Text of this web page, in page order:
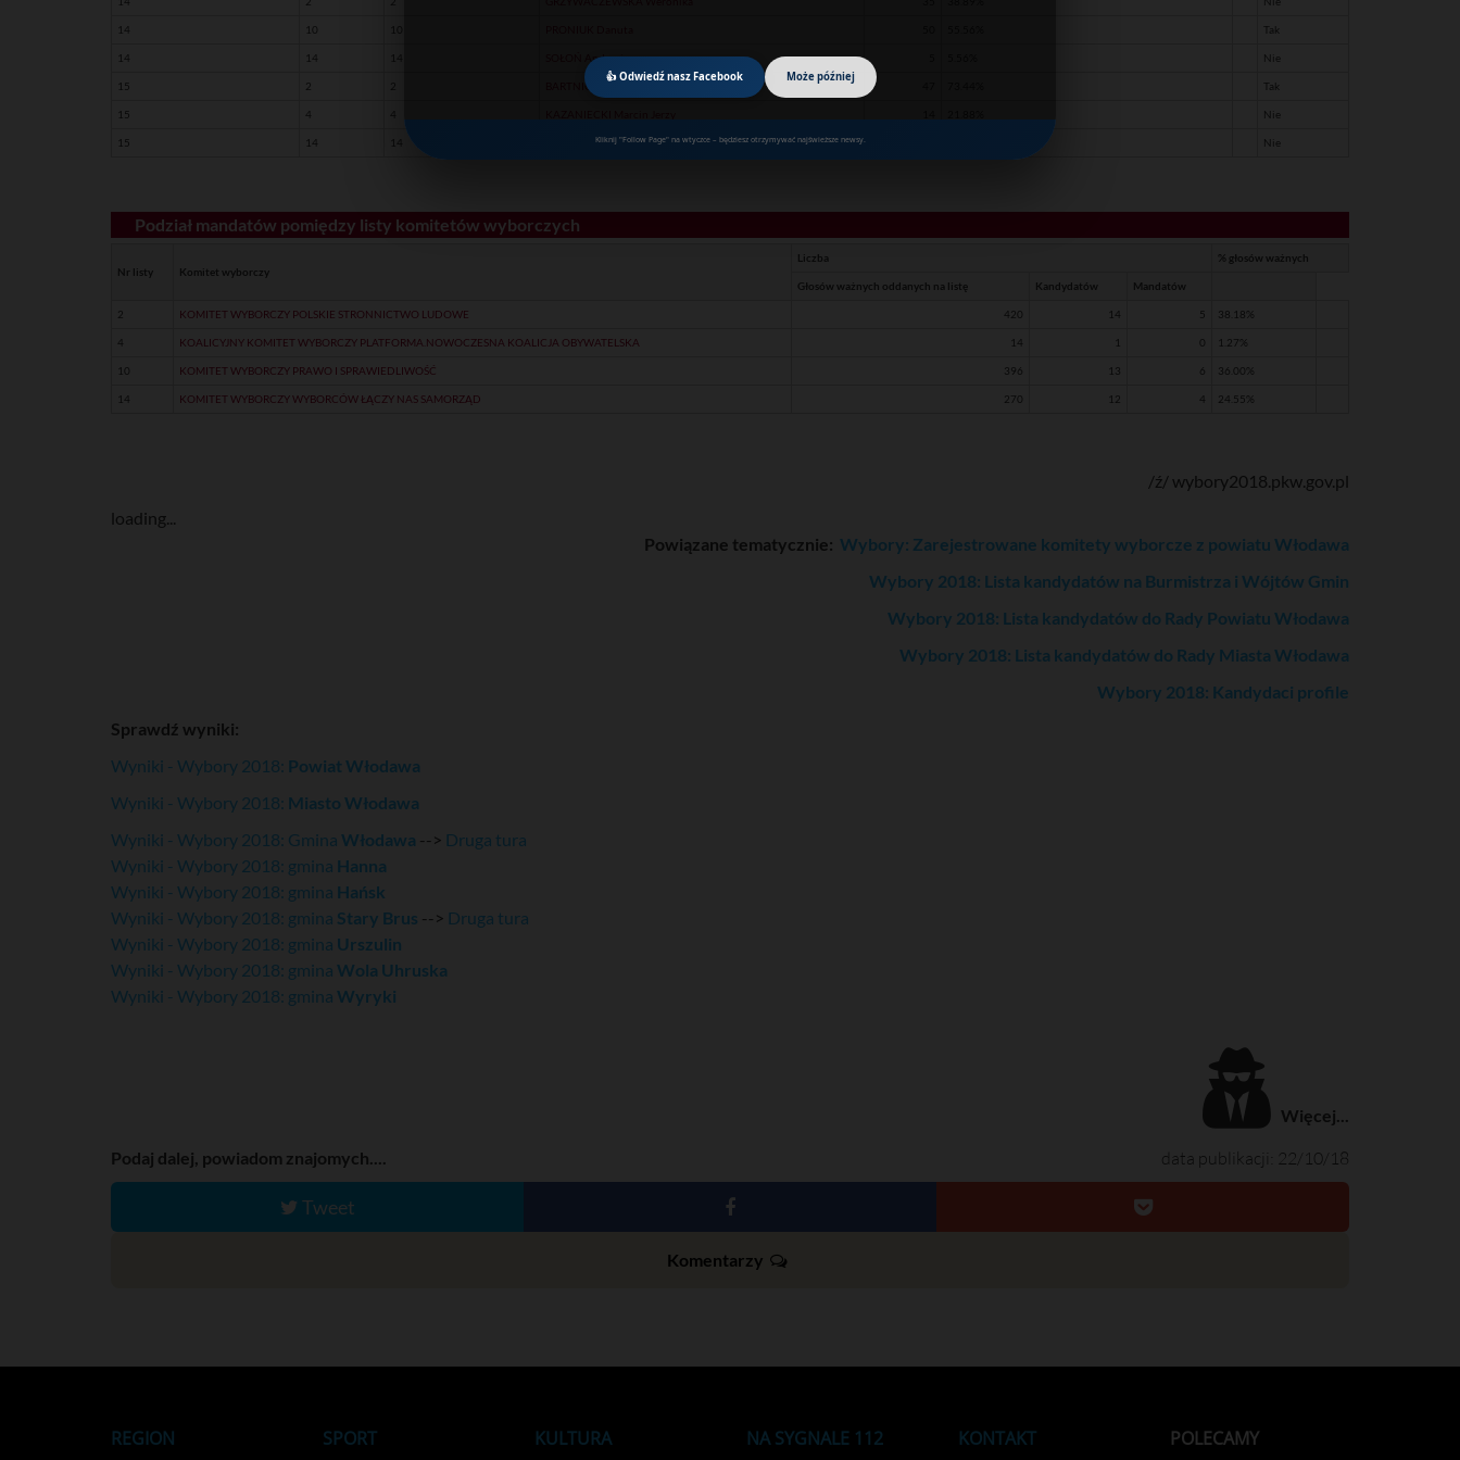
👍 Odwiedź nasz Facebook Może później
Kliknij "Follow Page" na wtyczce – będziesz otrzymywać najświeższe newsy.
14 10 Tak
14 14 SOŁOŃ Andrzej Nie
15 2 BARTNICKI Artur Tak
15 4 Nie
15 14 PASTUSZUK Józef Antoni Nie
Podział mandatów pomiędzy listy komitetów wyborczych
Nr listy Komitet wyborczy
Liczba % głosów ważnych
Głosów ważnych oddanych na listę Kandydatów Mandatów
2 KOMITET WYBORCZY POLSKIE STRONNICTWO LUDOWE 420 14 5 38.18%
4 KOALICYJNY KOMITET WYBORCZY PLATFORMA.NOWOCZESNA KOALICJA OBYWATELSKA 14 1 0 1.27%
10 KOMITET WYBORCZY PRAWO I SPRAWIEDLIWOŚĆ 396 13 6 36.00%
14 KOMITET WYBORCZY WYBORCÓW ŁĄCZY NAS SAMORZĄD 270 12 4 24.55%
/ź/ wybory2018.pkw.gov.pl
loading...
Powiązane tematycznie: Wybory: Zarejestrowane komitety wyborcze z powiatu Włodawa
Wybory 2018: Lista kandydatów na Burmistrza i Wójtów Gmin
Wybory 2018: Lista kandydatów do Rady Powiatu Włodawa
Wybory 2018: Lista kandydatów do Rady Miasta Włodawa
Wybory 2018: Kandydaci profile
Sprawdź wyniki:
Wyniki - Wybory 2018: Powiat Włodawa
Wyniki - Wybory 2018: Miasto Włodawa
Wyniki - Wybory 2018: Gmina Włodawa --> Druga tura
Wyniki - Wybory 2018: gmina Hanna
Wyniki - Wybory 2018: gmina Hańsk
Wyniki - Wybory 2018: gmina Stary Brus --> Druga tura
Wyniki - Wybory 2018: gmina Urszulin
Wyniki - Wybory 2018: gmina Wola Uhruska
Wyniki - Wybory 2018: gmina Wyryki
Więcej...
data publikacji: 22/10/18
Podaj dalej, powiadom znajomych....
Tweet
Komentarzy
REGION SPORT KULTURA NA SYGNALE 112 KONTAKT POLECAMY